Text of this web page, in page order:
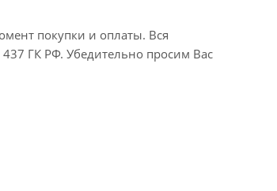
покупки и оплаты. Вся
437 ГК РФ. Убедительно просим Вас